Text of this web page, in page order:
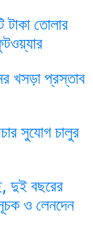
টাকা তোলার
খসড়া প্রস্তাব
সুযোগ চালুর
দুই বছরের
ও লেনদেন